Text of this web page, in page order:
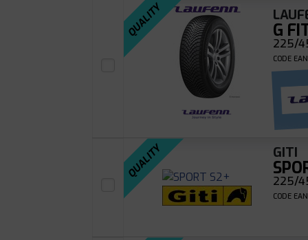
QUALITY G
225/
CODE
QUALITY GITI
225/
CODE